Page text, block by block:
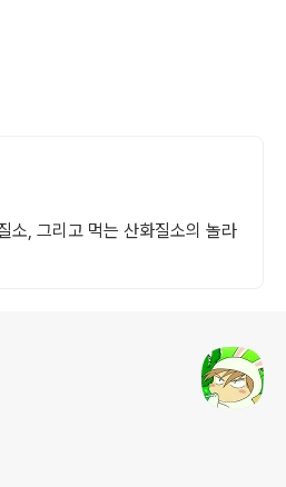
소, 그리고 먹는 산화질소의 놀라